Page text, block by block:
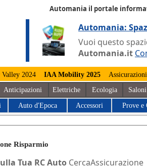
Automania il portale
Automania:
Vuoi questo
Automania.it
2024 IAA Mobility 2025 Assicurazioni
Anticipazioni Elettriche Ecologia Saloni
Auto d'Epoca Accessori Prove e
Risparmio
Tua RC Auto CercaAssicurazione